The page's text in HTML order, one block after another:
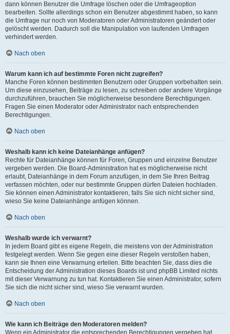
dann können Benutzer die Umfrage löschen oder die Umfrageoption
bearbeiten. Sollte allerdings schon ein Benutzer abgestimmt haben, so kann
die Umfrage nur noch von Moderatoren oder Administratoren geändert oder
gelöscht werden. Dadurch soll die Manipulation von laufenden Umfragen
verhindert werden.
Nach oben
Warum kann ich auf bestimmte Foren nicht zugreifen?
Manche Foren können bestimmten Benutzern oder Gruppen vorbehalten sein.
Um diese einzusehen, Beiträge zu lesen, zu schreiben oder andere Vorgänge
durchzuführen, brauchen Sie möglicherweise besondere Berechtigungen.
Fragen Sie einen Moderator oder Administrator nach entsprechenden
Berechtigungen.
Nach oben
Weshalb kann ich keine Dateianhänge anfügen?
Rechte für Dateianhänge können für Foren, Gruppen und einzelne Benutzer
vergeben werden. Die Board-Administration hat es möglicherweise nicht
erlaubt, Dateianhänge in dem Forum anzufügen, in dem Sie Ihren Beitrag
verfassen möchten, oder nur bestimmte Gruppen dürfen Dateien hochladen.
Sie können einen Administrator kontaktieren, falls Sie sich nicht sicher sind,
wieso Sie keine Dateianhänge anfügen können.
Nach oben
Weshalb wurde ich verwarnt?
In jedem Board gibt es eigene Regeln, die meistens von der Administration
festgelegt werden. Wenn Sie gegen eine dieser Regeln verstoßen haben,
kann sie Ihnen eine Verwarnung erteilen. Bitte beachten Sie, dass dies die
Entscheidung der Administration dieses Boards ist und phpBB Limited nichts
mit dieser Verwarnung zu tun hat. Kontaktieren Sie einen Administrator, sofern
Sie sich die nicht sicher sind, wieso Sie verwarnt wurden.
Nach oben
Wie kann ich Beiträge den Moderatoren melden?
Wenn ein Administrator die entsprechenden Berechtigungen vergeben hat,